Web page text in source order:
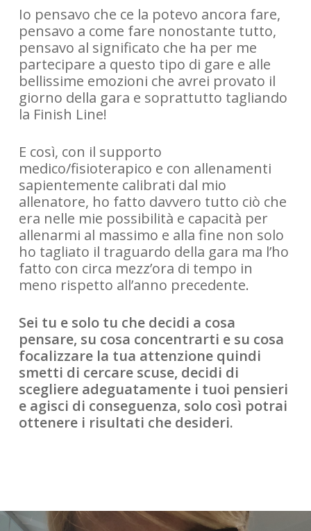
Io pensavo che ce la potevo ancora fare,
pensavo a come fare nonostante tutto,
pensavo al significato che ha per me
partecipare a questo tipo di gare e alle
bellissime emozioni che avrei provato il
giorno della gara e soprattutto tagliando
la Finish Line!
E così, con il supporto
medico/fisioterapico e con allenamenti
sapientemente calibrati dal mio
allenatore, ho fatto davvero tutto ciò che
era nelle mie possibilità e capacità per
allenarmi al massimo e alla fine non solo
ho tagliato il traguardo della gara ma l’ho
fatto con circa mezz’ora di tempo in
meno rispetto all’anno precedente.
Sei tu e solo tu che decidi a cosa
pensare, su cosa concentrarti e su cosa
focalizzare la tua attenzione quindi
smetti di cercare scuse, decidi di
scegliere adeguatamente i tuoi pensieri
e agisci di conseguenza, solo così potrai
ottenere i risultati che desideri.